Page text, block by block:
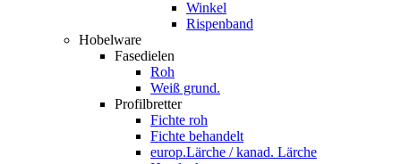
Winkel
Rispenband
Hobelware
Fasedielen
Roh
Weiß grund.
Profilbretter
Fichte roh
Fichte behandelt
europ.Lärche / kanad. Lärche